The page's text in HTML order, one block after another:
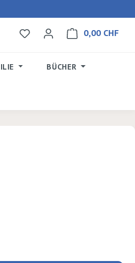
Du hast 0 Produkte auf
0,00 CHF
BÜCHER